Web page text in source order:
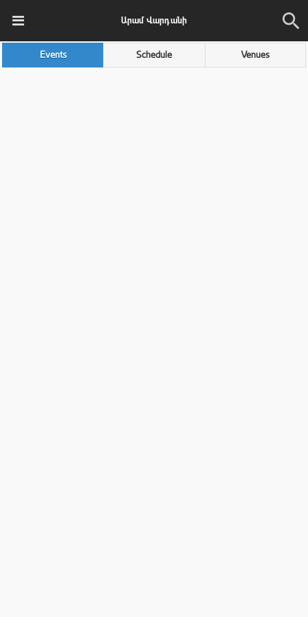
Արամ Վարդանի
Events Schedule Venues